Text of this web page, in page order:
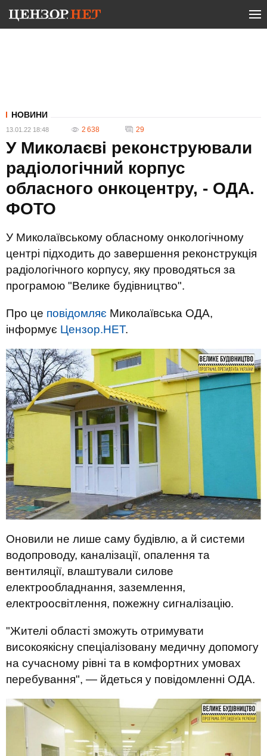
НОВИНИ
13.01.22 18:48 2 638 29
У Миколаєві реконструювали
радіологічний корпус
обласного онкоцентру, - ОДА.
ФОТО
У Миколаївському обласному онкологічному
центрі підходить до завершення реконструкція
радіологічного корпусу, яку проводяться за
програмою "Велике будівництво".
Про це повідомляє Миколаївська ОДА,
інформує Цензор.НЕТ.
Оновили не лише саму будівлю, а й системи
водопроводу, каналізації, опалення та
вентиляції, влаштували силове
електрообладнання, заземлення,
електроосвітлення, пожежну сигналізацію.
"Жителі області зможуть отримувати
високоякісну спеціалізовану медичну допомогу
на сучасному рівні та в комфортних умовах
перебування", — йдеться у повідомленні ОДА.